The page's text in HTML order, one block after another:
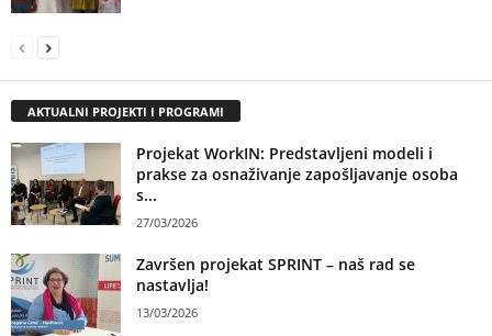
AKTUALNI PROJEKTI I PROGRAMI
Projekat WorkIN: Predstavljeni modeli i
prakse za osnaživanje zapošljavanje osoba
s...
27/03/2026
Završen projekat SPRINT – naš rad se
nastavlja!
13/03/2026